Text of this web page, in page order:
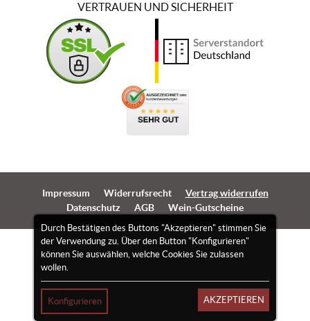
Durch Bestätigen des Buttons "Akzeptieren" stimmen Sie
der Verwendung zu. Über den Button "Konfigurieren"
können Sie auswählen, welche Cookies Sie zulassen
wollen.
Konfigurieren AKZEPTIEREN
VERTRAUEN UND SICHERHEIT
Impressum Widerrufsrecht
Vertrag widerrufen
Datenschutz
AGB Wein-Gutscheine